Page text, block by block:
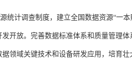
统计调查制度，建立全国数据资源“一
开放。完善数据标准体系和质量管理
领域关键技术和设备研发应用，培育